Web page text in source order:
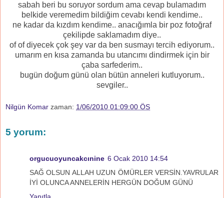
sabah beri bu soruyor sordum ama cevap bulamadım
belkide veremedim bildiğim cevabı kendi kendime..
ne kadar da kızdım kendime.. anacığımla bir poz fotoğraf
çekilipde saklamadım diye..
of of diyecek çok şey var da ben susmayı tercih ediyorum..
umarım en kısa zamanda bu utancımı dindirmek için bir
çaba sarfederim..
bugün doğum günü olan bütün anneleri kutluyorum..
sevgiler..
Nilgün Komar zaman: 1/06/2010 01:09:00 ÖS
5 yorum:
orgucuoyuncakcınine 6 Ocak 2010 14:54
SAĞ OLSUN ALLAH UZUN ÖMÜRLER VERSİN.YAVRULAR
İYİ OLUNCA ANNELERİN HERGÜN DOĞUM GÜNÜ